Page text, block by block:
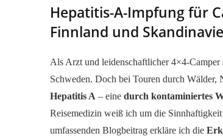
Hepatitis-A-Impfung für
Finnland und
Als Arzt und leidenschaftlicher 4×4-
Schweden. Doch bei Touren durch Wälder,
Hepatitis A – eine durch kontaminiertes
Reisemedizin weiß ich um die
umfassenden Blogbeitrag erkläre ich die